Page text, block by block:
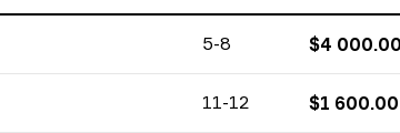
5-8 CS:GO
$4 000.00
11-12 CS:GO
$1 600.00